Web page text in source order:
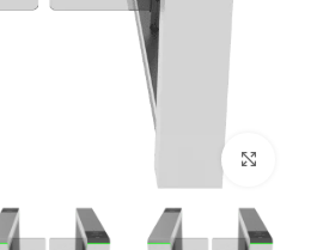
Click to enlarge